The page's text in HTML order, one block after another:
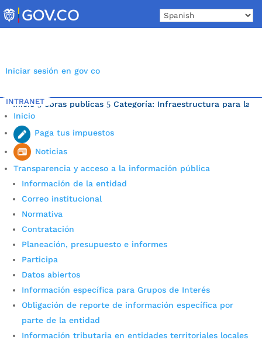
to
content
Iniciar sesión en gov co
INTRANET
Inicio
Paga tus impuestos
Noticias
Transparencia y acceso a la información pública
Información de la entidad
Correo institucional
Normativa
Contratación
Planeación, presupuesto e informes
Participa
Datos abiertos
Información específica para Grupos de Interés
Obligación de reporte de información específica por
parte de la entidad
Información tributaria en entidades territoriales locales
Inicio 5 obras publicas 5 Categoría: Infraestructura para la
Última noticia.
Más de 500 niños y adultos
mayores vivieron el parque
móvil de ‘Sayco Compone